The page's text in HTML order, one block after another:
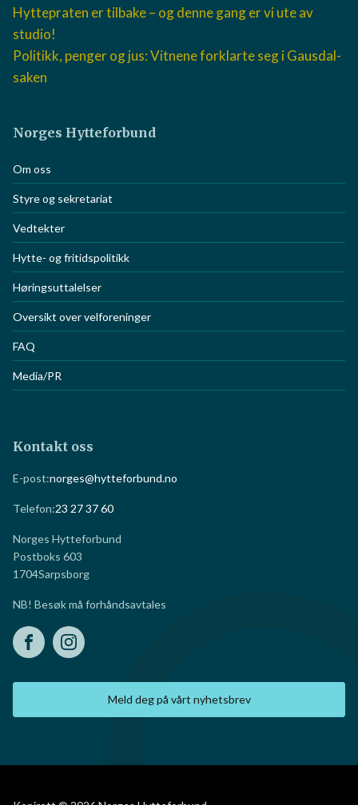
Hyttepraten er tilbake – og denne gang er vi ute av
studio!
Politikk, penger og jus: Vitnene forklarte seg i Gausdal-
saken
Norges Hytteforbund
Om oss
Styre og sekretariat
Vedtekter
Hytte- og fritidspolitikk
Høringsuttalelser
Oversikt over velforeninger
FAQ
Media/PR
Kontakt oss
E-post:norges@hytteforbund.no
Telefon:23 27 37 60
Norges Hytteforbund
Postboks 603
1704Sarpsborg
NB! Besøk må forhåndsavtales
Meld deg på vårt nyhetsbrev